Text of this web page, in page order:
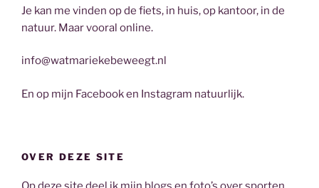
Je kan me vinden op de fiets, in huis, op kantoor, in de
natuur. Maar vooral online.
info@watmariekebeweegt.nl
En op mijn Facebook en Instagram natuurlijk.
OVER DEZE SITE